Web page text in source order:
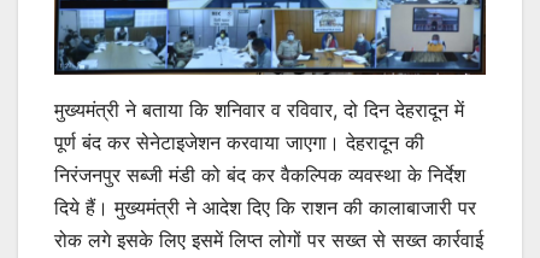
मुख्यमंत्री ने बताया कि शनिवार व रविवार, दो दिन देहरादून में
पूर्ण बंद कर सेनेटाइजेशन करवाया जाएगा। देहरादून की
निरंजनपुर सब्जी मंडी को बंद कर वैकल्पिक व्यवस्था के निर्देश
दिये हैं। मुख्यमंत्री ने आदेश दिए कि राशन की कालाबाजारी पर
रोक लगे इसके लिए इसमें लिप्त लोगों पर सख्त से सख्त कार्रवाई